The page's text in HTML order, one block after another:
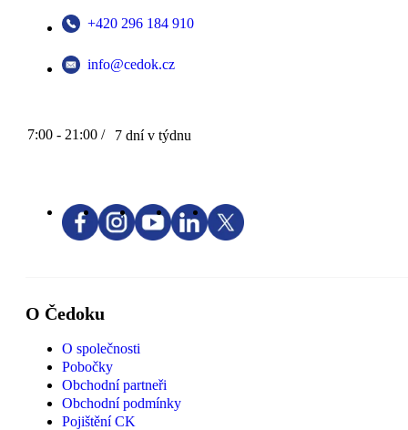
+420 296 184 910
info@cedok.cz
7:00 - 21:00 / 7 dní v týdnu
O Čedoku
O společnosti
Pobočky
Obchodní partneři
Obchodní podmínky
Pojištění CK